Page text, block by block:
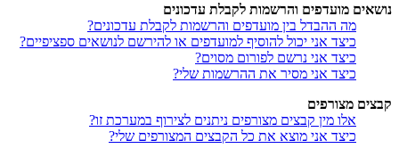
נושאים מועדפים והרשמות לקבלת עדכונים
מה ההבדל בין מועדפים והרשמות לקבלת עדכונים?
כיצד אני יכול להוסיף למועדפים או להירשם לנושאים ספציפיים?
כיצד אני נרשם לפורום מסוים?
כיצד אני מסיר את ההרשמות שלי?
קבצים מצורפים
אלו מין קבצים מצורפים ניתנים לצירוף במערכת זו?
כיצד אני מוצא את כל הקבצים המצורפים שלי?